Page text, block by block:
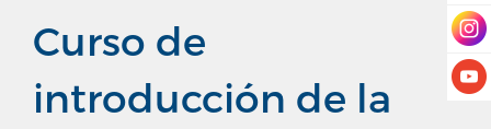
Curso de
introducción de la